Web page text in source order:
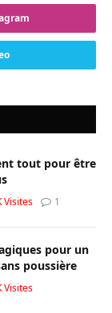
tout pour être
Visites 1
pour un
poussière
Visites